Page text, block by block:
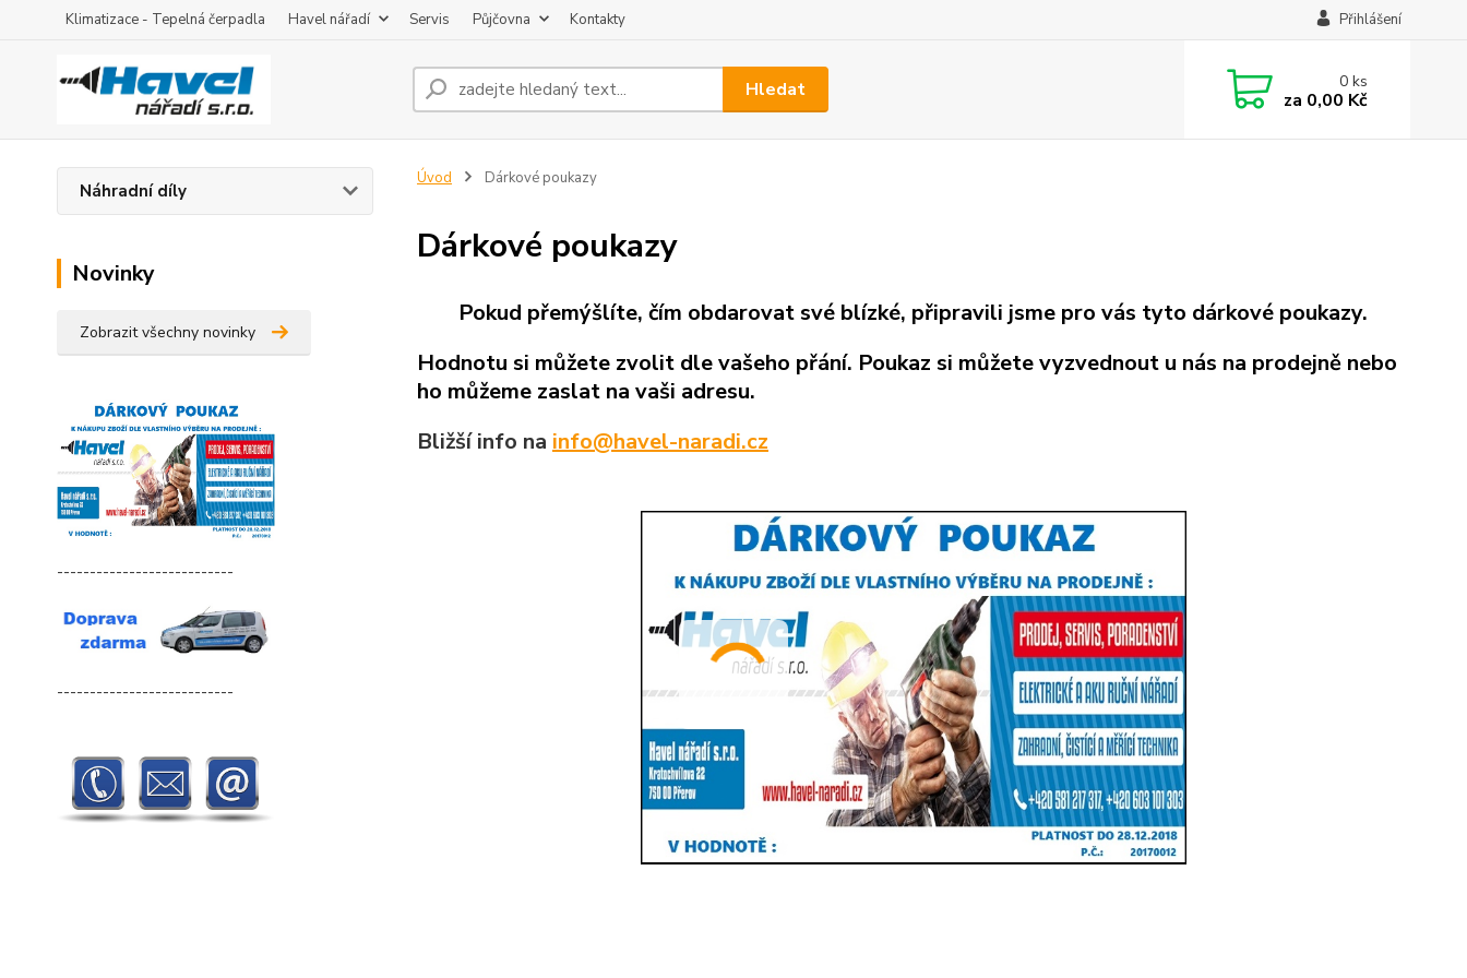
Klimatizace - Tepelná čerpadla Havel nářadí Servis Půjčovna Kontakty Přihlášení
Hledat 0ks
za 0,00 Kč
Náhradní díly
Novinky
Zobrazit všechny novinky
---------------------------
---------------------------
Úvod Dárkové poukazy
Dárkové poukazy
Pokud přemýšlíte, čím obdarovat své blízké, připravili jsme pro vás tyto dárkové poukazy.
Hodnotu si můžete zvolit dle vašeho přání. Poukaz si můžete vyzvednout u nás na prodejně nebo
ho můžeme zaslat na vaši adresu.
Bližší info na info@havel-naradi.cz